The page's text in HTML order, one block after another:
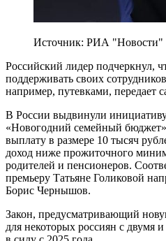
Источник: РИА "Новости"
Российский лидер подчеркнул,
поддерживать своих
например, путевками, передает
В России выдвинули
«Новогодний семейный
выплату в размере 10 тысяч
доход ниже прожиточного
родителей и пенсионеров.
премьеру Татьяне Голиковой
Борис Чернышов.
Закон, предусматривающий
для некоторых россиян с двумя